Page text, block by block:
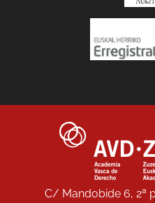
C/ Mandobide 6, 2ª